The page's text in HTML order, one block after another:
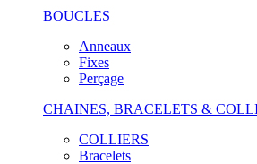
BOUCLES
Anneaux
Fixes
Perçage
CHAINES, BRACELETS &
COLLIERS
Bracelets